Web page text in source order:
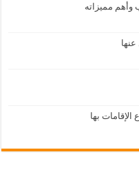
وأهم مميزاته
بها